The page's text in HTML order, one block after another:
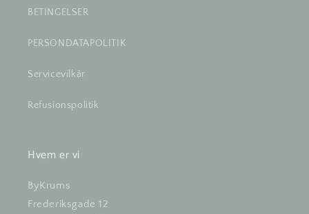
BETINGELSER
PERSONDATAPOLITIK
Servicevilkår
Refusionspolitik
Hvem er vi
ByKrums
Frederiksgade 12